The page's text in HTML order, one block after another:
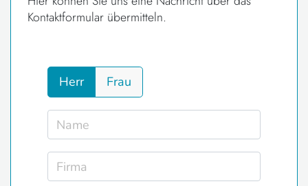
Kontaktformular übermitteln.
Herr Frau